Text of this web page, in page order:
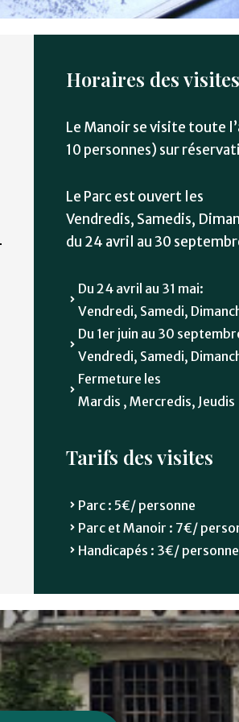
Horaires des
Le Manoir se visite toute
10 personnes) sur
Le Parc est ouvert les
Vendredis, Samedis,
du 24 avril au 30
Du 24 avril au 31 mai:
Vendredi, Samedi,
Du 1er juin au 30
Vendredi, Samedi,
Fermeture les
Mardis , Mercredis, Jeudis
Tarifs des visites
Parc : 5€/ personne
Parc et Manoir : 7€/
Handicapés : 3€/ personne